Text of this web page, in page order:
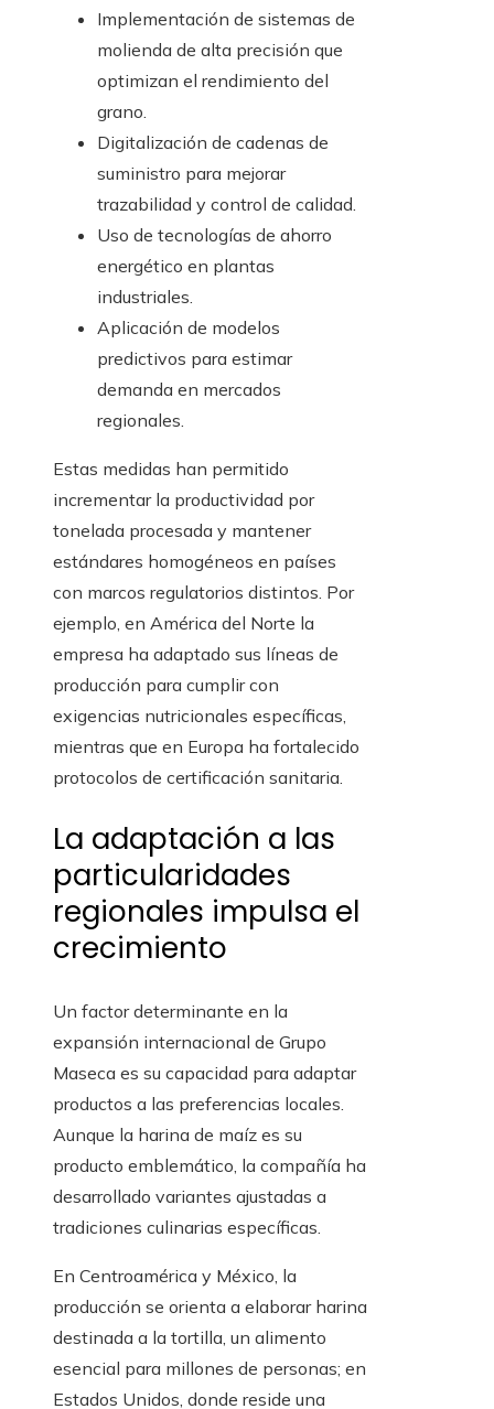
Implementación de sistemas de
molienda de alta precisión que
optimizan el rendimiento del
grano.
Digitalización de cadenas de
suministro para mejorar
trazabilidad y control de calidad.
Uso de tecnologías de ahorro
energético en plantas
industriales.
Aplicación de modelos
predictivos para estimar
demanda en mercados
regionales.
Estas medidas han permitido
incrementar la productividad por
tonelada procesada y mantener
estándares homogéneos en países
con marcos regulatorios distintos. Por
ejemplo, en América del Norte la
empresa ha adaptado sus líneas de
producción para cumplir con
exigencias nutricionales específicas,
mientras que en Europa ha fortalecido
protocolos de certificación sanitaria.
La adaptación a las
particularidades
regionales impulsa el
crecimiento
Un factor determinante en la
expansión internacional de Grupo
Maseca es su capacidad para adaptar
productos a las preferencias locales.
Aunque la harina de maíz es su
producto emblemático, la compañía ha
desarrollado variantes ajustadas a
tradiciones culinarias específicas.
En Centroamérica y México, la
producción se orienta a elaborar harina
destinada a la tortilla, un alimento
esencial para millones de personas; en
Estados Unidos, donde reside una